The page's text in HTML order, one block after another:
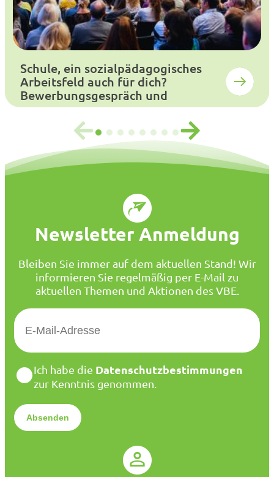
Schule, ein sozialpädagogisches
Arbeitsfeld auch für dich?
Bewerbungsgespräch und
Auswahlverfahren
Newsletter Anmeldung
Bleiben Sie immer auf dem aktuellen Stand! Wir
informieren Sie regelmäßig per E-Mail zu
aktuellen Themen und Aktionen des VBE.
E
M
*
D
a
e
n
Ich habe die Datenschutzbestimmungen
zur Kenntnis genommen.